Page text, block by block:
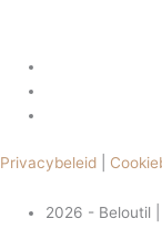
Privacybeleid
2026 - Beloutil